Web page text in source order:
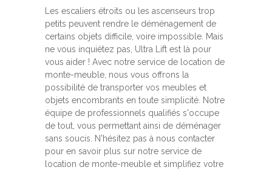
Les escaliers étroits ou les ascenseurs trop
petits peuvent rendre le déménagement de
certains objets difficile, voire impossible. Mais
ne vous inquiétez pas, Ultra Lift est là pour
vous aider ! Avec notre service de location de
monte-meuble, nous vous offrons la
possibilité de transporter vos meubles et
objets encombrants en toute simplicité. Notre
équipe de professionnels qualifiés s'occupe
de tout, vous permettant ainsi de déménager
sans soucis. N'hésitez pas à nous contacter
pour en savoir plus sur notre service de
location de monte-meuble et simplifiez votre